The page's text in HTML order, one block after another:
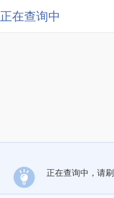
正在查询中
正在查询中，请